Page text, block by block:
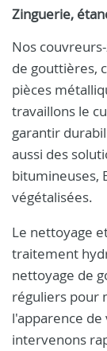
Zinguerie,
Nos
de gouttières,
pièces
travaillons le
garantir
aussi des
bitumineuses,
végétalisées.
Le nettoyage
traitement
nettoyage de
réguliers pour
l'apparence de
intervenons